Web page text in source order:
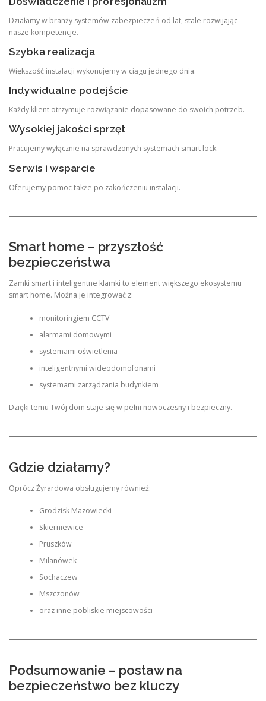
Działamy w branży systemów zabezpieczeń od lat, stale rozwijając
nasze kompetencje.
Szybka realizacja
Większość instalacji wykonujemy w ciągu jednego dnia.
Indywidualne podejście
Każdy klient otrzymuje rozwiązanie dopasowane do swoich potrzeb.
Wysokiej jakości sprzęt
Pracujemy wyłącznie na sprawdzonych systemach smart lock.
Serwis i wsparcie
Oferujemy pomoc także po zakończeniu instalacji.
Smart home – przyszłość
bezpieczeństwa
Zamki smart i inteligentne klamki to element większego ekosystemu
smart home. Można je integrować z:
monitoringiem CCTV
alarmami domowymi
systemami oświetlenia
inteligentnymi wideodomofonami
systemami zarządzania budynkiem
Dzięki temu Twój dom staje się w pełni nowoczesny i bezpieczny.
Gdzie działamy?
Oprócz Żyrardowa obsługujemy również:
Grodzisk Mazowiecki
Skierniewice
Pruszków
Milanówek
Sochaczew
Mszczonów
oraz inne pobliskie miejscowości
Podsumowanie – postaw na
bezpieczeństwo bez kluczy